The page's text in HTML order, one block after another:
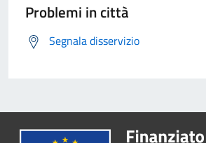
Problemi in città
Segnala disservizio